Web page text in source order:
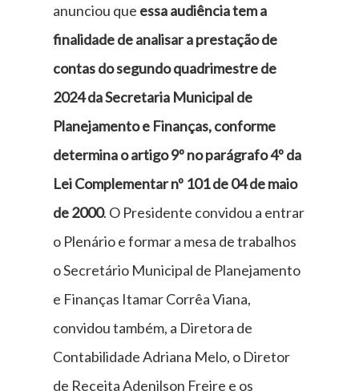
anunciou que essa audiência tem a
finalidade de analisar a prestação de
contas do segundo quadrimestre de
2024 da Secretaria Municipal de
Planejamento e Finanças, conforme
determina o artigo 9º no parágrafo 4º da
Lei Complementar nº 101 de 04 de maio
de 2000. O Presidente convidou a entrar
o Plenário e formar a mesa de trabalhos
o Secretário Municipal de Planejamento
e Finanças Itamar Corrêa Viana,
convidou também, a Diretora de
Contabilidade Adriana Melo, o Diretor
de Receita Adenilson Freire e os